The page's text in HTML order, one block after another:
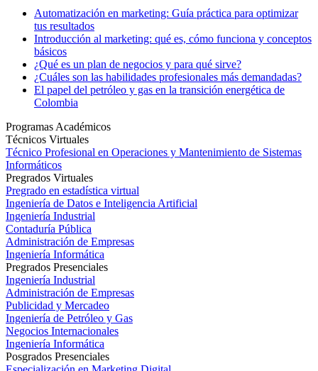
Automatización en marketing: Guía práctica para optimizar
tus resultados
Introducción al marketing: qué es, cómo funciona y conceptos
básicos
¿Qué es un plan de negocios y para qué sirve?
¿Cuáles son las habilidades profesionales más demandadas?
El papel del petróleo y gas en la transición energética de
Colombia
Programas Académicos
Técnicos Virtuales
Técnico Profesional en Operaciones y Mantenimiento de Sistemas
Informáticos
Pregrados Virtuales
Pregrado en estadística virtual
Ingeniería de Datos e Inteligencia Artificial
Ingeniería Industrial
Contaduría Pública
Administración de Empresas
Ingeniería Informática
Pregrados Presenciales
Ingeniería Industrial
Administración de Empresas
Publicidad y Mercadeo
Ingeniería de Petróleo y Gas
Negocios Internacionales
Ingeniería Informática
Posgrados Presenciales